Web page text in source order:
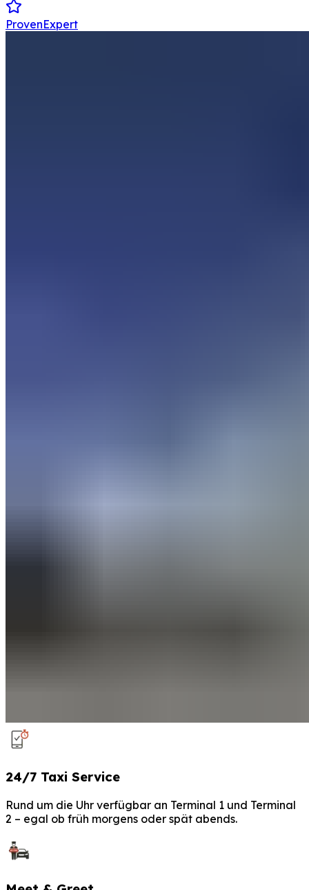
ProvenExpert
24/7 Taxi Service
Rund um die Uhr verfügbar an Terminal 1 und Terminal
2 – egal ob früh morgens oder spät abends.